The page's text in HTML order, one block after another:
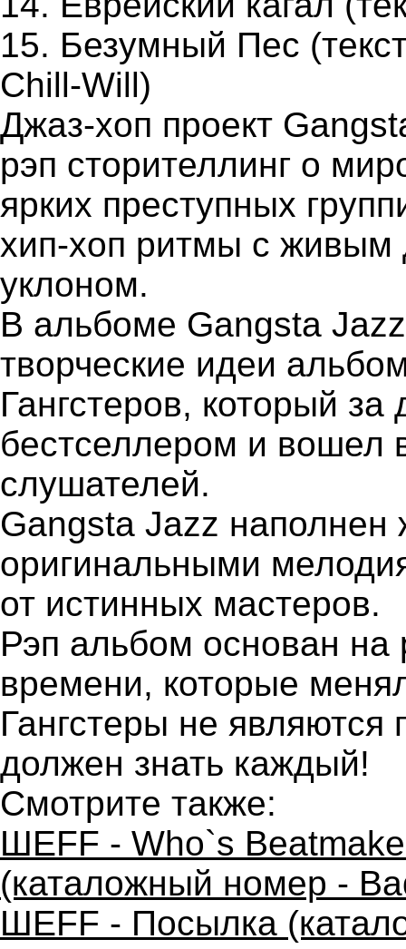
15. Безумный Пес
Chill-Will)
Джаз-хоп проект
рэп сторителлинг о
ярких преступных
хип-хоп ритмы с
уклоном.
В альбоме Gangsta
творческие идеи
Гангстеров, который за
бестселлером и вошел
слушателей.
Gangsta Jazz наполнен
оригинальными
от истинных мастеров.
Рэп альбом основан на
времени, которые
Гангстеры не являются
должен знать каждый!
Смотрите также:
ШЕFF - Who`s
(каталожный номер -
ШЕFF - Посылка